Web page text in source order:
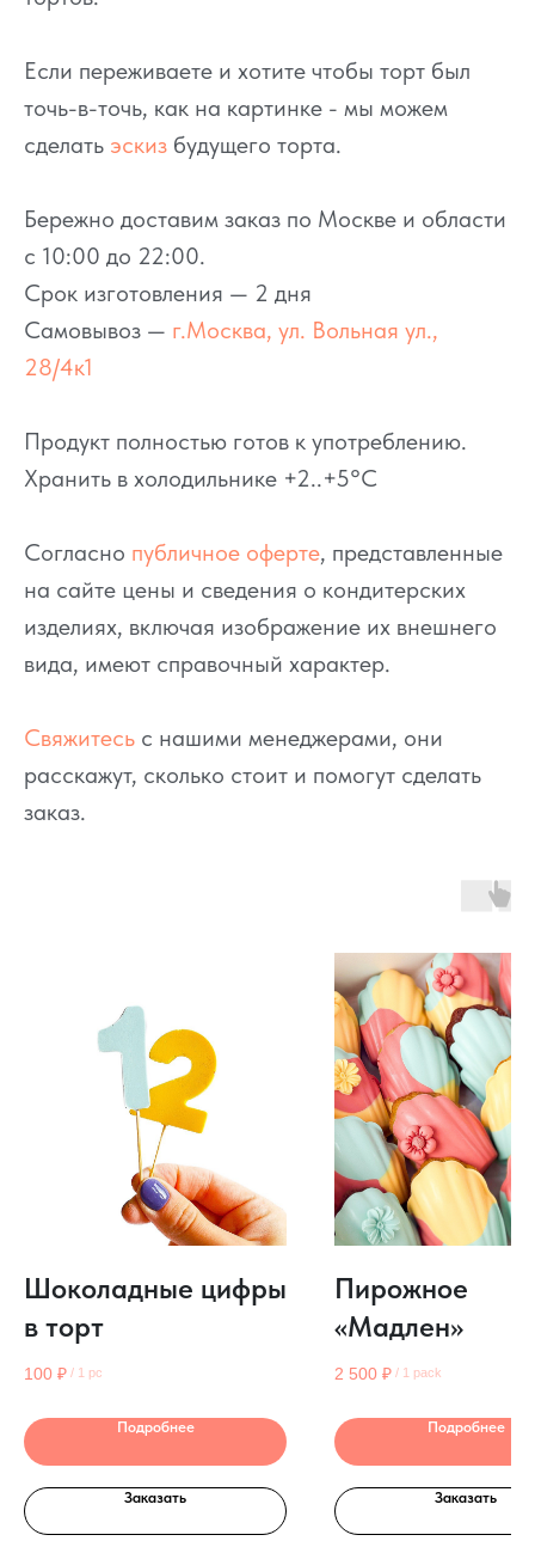
Если переживаете и хотите чтобы торт был
точь-в-точь, как на картинке - мы можем
сделать эскиз будущего торта.
Бережно доставим заказ по Москве и области
с 10:00 до 22:00.
Срок изготовления — 2 дня
Самовывоз — г.Москва, ул. Вольная ул.,
28/4к1
Продукт полностью готов к употреблению.
Хранить в холодильнике +2..+5°C
Согласно публичное оферте, представленные
на сайте цены и сведения о кондитерских
изделиях, включая изображение их внешнего
вида, имеют справочный характер.
Свяжитесь с нашими менеджерами, они
расскажут, сколько стоит и помогут сделать
заказ.
Шоколадные цифры
в торт
100 ₽ / 1 pc
Подробнее
Заказать
Пирожное
«Мадлен»
2 500 ₽ / 1 pack
Подробнее
Заказать